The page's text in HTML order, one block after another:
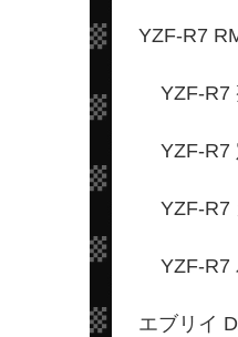
YZF-R7
YZF-R7
YZF-R7
YZF-R7
YZF-R7
エブリイ